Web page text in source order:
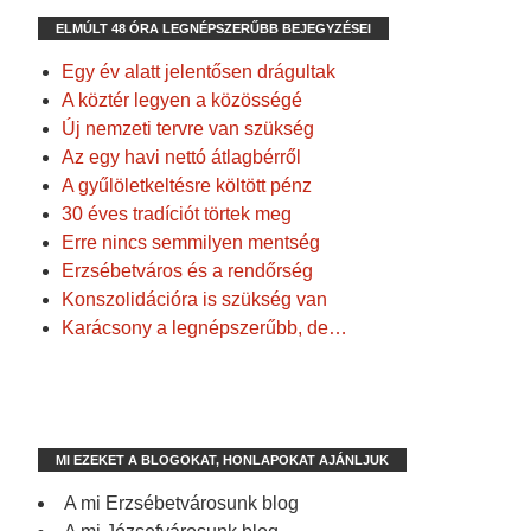
ELMÚLT 48 ÓRA LEGNÉPSZERŰBB BEJEGYZÉSEI
Egy év alatt jelentősen drágultak
A köztér legyen a közösségé
Új nemzeti tervre van szükség
Az egy havi nettó átlagbérről
A gyűlöletkeltésre költött pénz
30 éves tradíciót törtek meg
Erre nincs semmilyen mentség
Erzsébetváros és a rendőrség
Konszolidációra is szükség van
Karácsony a legnépszerűbb, de…
MI EZEKET A BLOGOKAT, HONLAPOKAT AJÁNLJUK
A mi Erzsébetvárosunk blog